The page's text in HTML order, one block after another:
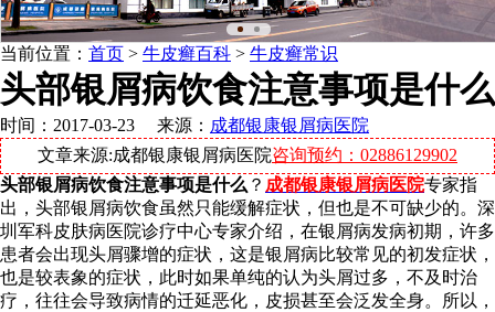
当前位置： 首页 > 牛皮癣百科 > 牛皮癣常识
头部银屑病饮食注意事项是什么
时间：2017-03-23 来源： 成都银康银屑病医院
文章来源:成都银康银屑病医院咨询预约：02886129902
头部银屑病饮食注意事项是什么 ？ 成都银康银屑病医院专家指
出，头部银屑病饮食虽然只能缓解症状，但也是不可缺少的。深
圳军科皮肤病医院诊疗中心专家介绍，在银屑病发病初期，许多
患者会出现头屑骤增的症状，这是银屑病比较常见的初发症状，
也是较表象的症状，此时如果单纯的认为头屑过多，不及时治
疗，往往会导致病情的迁延恶化，皮损甚至会泛发全身。所以，